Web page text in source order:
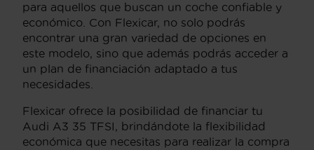
para aquellos que buscan un coche confiable y
económico. Con Flexicar, no solo podrás
encontrar una gran variedad de opciones en
este modelo, sino que además podrás acceder a
un plan de financiación adaptado a tus
necesidades.
Flexicar ofrece la posibilidad de financiar tu
Audi A3 35 TFSI, brindándote la flexibilidad
económica que necesitas para realizar la compra